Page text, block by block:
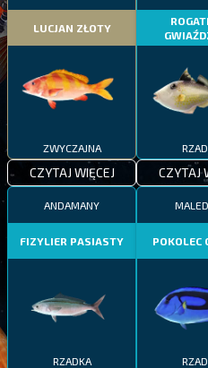
LUCJAN ZŁOTY
ZWYCZAJNA
CZYTAJ WIĘCEJ CZYTAJ
ANDAMANY
FIZYLIER PASIASTY
RZADKA
POKOLEC